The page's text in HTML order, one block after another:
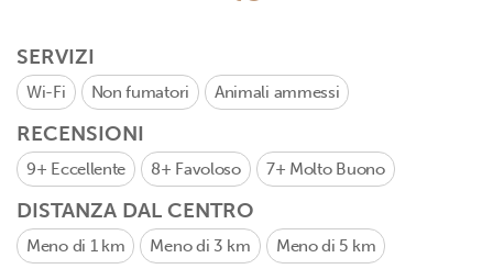
SERVIZI
Wi-Fi Non fumatori Animali ammessi
RECENSIONI
9+ Eccellente 8+ Favoloso 7+ Molto Buono
DISTANZA DAL CENTRO
Meno di 1 km Meno di 3 km Meno di 5 km